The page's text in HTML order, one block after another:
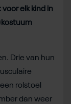
elk kind in
Drie van hun
rolstoel
dan weer